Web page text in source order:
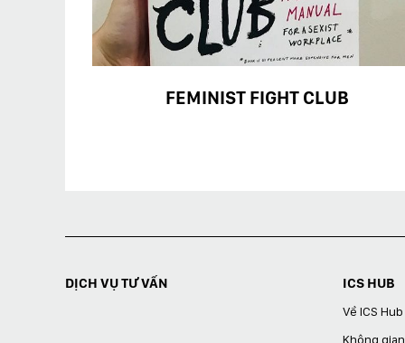
FEMINIST FIGHT CLUB
DỊCH VỤ TƯ VẤN ICS HUB
Về ICS Hub
Không gian